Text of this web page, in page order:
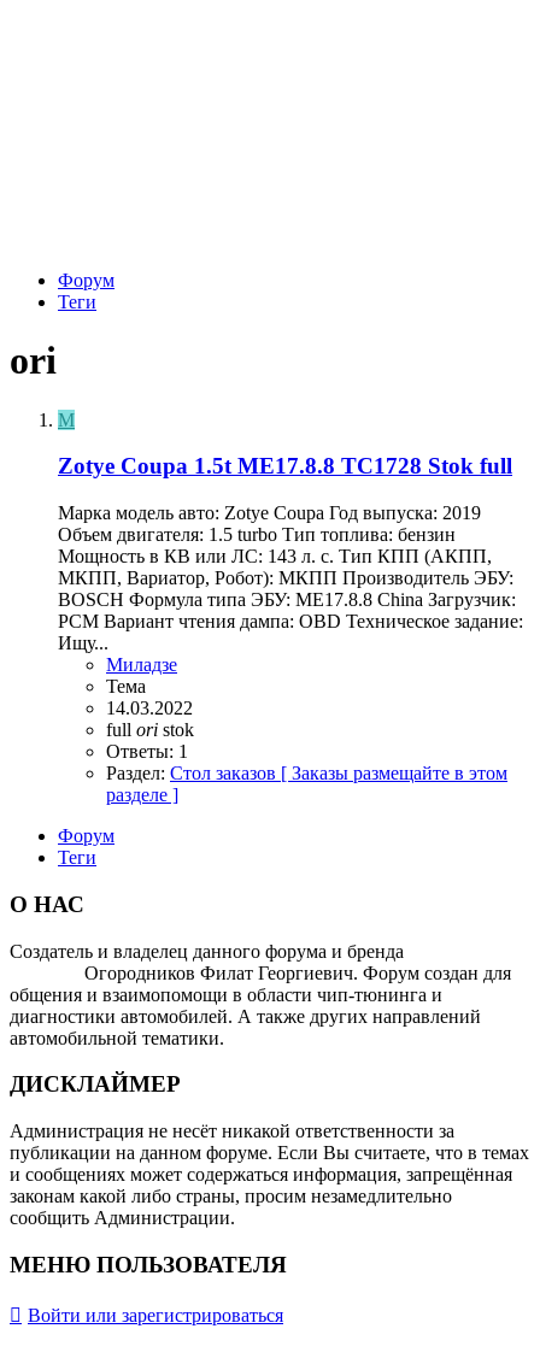
Форум
Теги
ori
М
Zotye Coupa 1.5t ME17.8.8 TC1728 Stok full
Марка модель авто: Zotye Coupa Год выпуска: 2019
Объем двигателя: 1.5 turbo Тип топлива: бензин
Мощность в КВ или ЛС: 143 л. с. Тип КПП (АКПП,
МКПП, Вариатор, Робот): МКПП Производитель ЭБУ:
BOSCH Формула типа ЭБУ: ME17.8.8 China Загрузчик:
PCM Вариант чтения дампа: OBD Техническое задание:
Ищу...
Миладзе
Тема
14.03.2022
full ori stok
Ответы: 1
Раздел: Стол заказов [ Заказы размещайте в этом
разделе ]
Форум
Теги
О НАС
Создатель и владелец данного форума и бренда
Огородников Филат Георгиевич. Форум создан для
общения и взаимопомощи в области чип-тюнинга и
диагностики автомобилей. А также других направлений
автомобильной тематики.
ДИСКЛАЙМЕР
Администрация не несёт никакой ответственности за
публикации на данном форуме. Если Вы считаете, что в темах
и сообщениях может содержаться информация, запрещённая
законам какой либо страны, просим незамедлительно
сообщить Администрации.
МЕНЮ ПОЛЬЗОВАТЕЛЯ
Войти или зарегистрироваться